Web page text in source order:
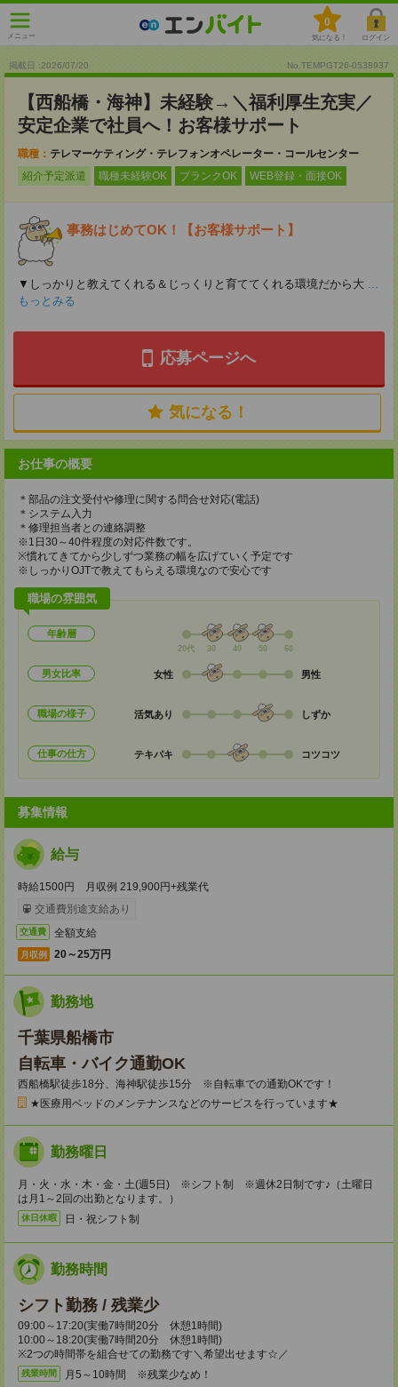
メニュー
0
気になる！ ログイン
掲載日 :2026/07/20 No.TEMPGT26-0538937
【西船橋・海神】未経験→＼福利厚生充実／
安定企業で社員へ！お客様サポート
職種： テレマーケティング・テレフォンオペレーター・コールセンター
紹介予定派遣
職種未経験OK ブランクOK WEB登録・面接OK
事務はじめてOK！【お客様サポート】
▼しっかりと教えてくれる＆じっくりと育ててくれる環境だから大 ...
もっとみる
応募ページへ
気になる！
お仕事の概要
＊部品の注文受付や修理に関する問合せ対応(電話)
＊システム入力
＊修理担当者との連絡調整
※1日30～40件程度の対応件数です。
※慣れてきてから少しずつ業務の幅を広げていく予定です
※しっかりOJTで教えてもらえる環境なので安心です
職場の雰囲気
年齢層
20代 30 40 50 60
男女比率 女性 男性
職場の様子 活気あり しずか
仕事の仕方 テキパキ コツコツ
募集情報
給与
時給1500円 月収例 219,900円+残業代
交通費別途支給あり
交通費 全額支給
月収例 20～25万円
勤務地
千葉県船橋市
自転車・バイク通勤OK
西船橋駅徒歩18分、海神駅徒歩15分 ※自転車での通勤OKです！
★医療用ベッドのメンテナンスなどのサービスを行っています★
勤務曜日
月・火・水・木・金・土(週5日) ※シフト制 ※週休2日制です♪（土曜日
は月1～2回の出勤となります。）
休日休暇 日・祝シフト制
勤務時間
シフト勤務 / 残業少
09:00～17:20(実働7時間20分 休憩1時間)
10:00～18:20(実働7時間20分 休憩1時間)
※2つの時間帯を組合せての勤務です＼希望出せます☆／
残業時間 月5～10時間 ※残業少なめ！